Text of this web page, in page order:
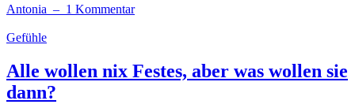
Antonia – 1 Kommentar
Gefühle
Alle wollen nix Festes, aber was wollen sie
dann?